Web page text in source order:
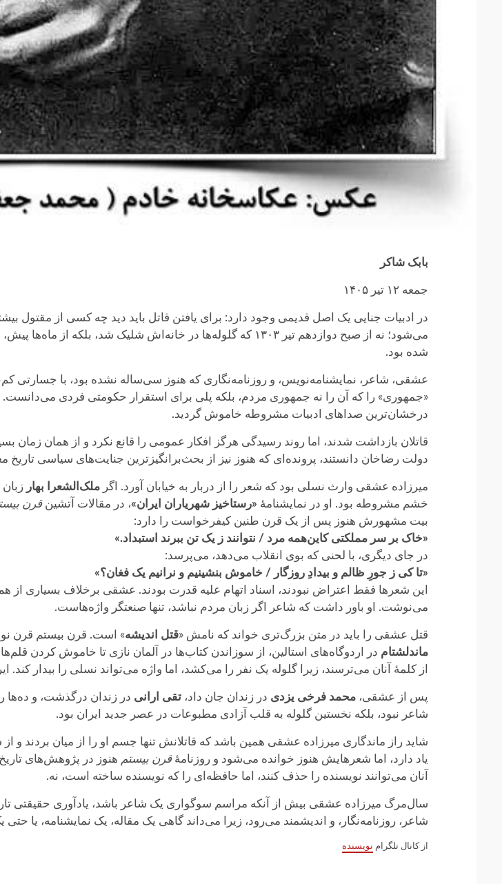
بابک شاکر
جمعه ۱۲ تیر ۱۴۰۵
در ادبیات جنایی یک اصل قدیمی وجود دارد: برای یافتن قاتل باید دید چه کسی از مقتول
می‌شود؛ نه از صبح دوازدهم تیر ۱۳۰۳ که گلوله‌ها در خانه‌اش شلیک شد، بلکه از ماه‌ها پیش، از زمانی که صفحات روزنامهٔ
شده بود.
عشقی، شاعر، نمایشنامه‌نویس، و روزنامه‌نگاری که هنوز سی‌ساله نشده بود، با جسارتی
«جمهوری» را که آن را نه جمهوری مردم، بلکه پلی برای استقرار حکومتی فردی می‌دانست.
درخشان‌ترین صداهای ادبیات مشروطه خاموش گردید.
قاتلان بازداشت شدند، اما روند رسیدگی هرگز افکار عمومی را قانع نکرد و از همان زمان
دولت رضاخان دانستند، پرونده‌ای که هنوز نیز از بحث‌برانگیزترین جنایت‌های سیاسی تاریخ
میرزاده عشقی وارث نسلی بود که شعر را از دربار به خیابان آورد. اگر ملک‌الشعرا بهار
خشم مشروطه بود. او در نمایشنامهٔ «رستاخیز شهریاران ایران»، در مقالات آتشینقرن
بیت مشهورش هنوز پس از یک قرن طنین کیفرخواست را دارد:
«خاک بر سر مملکتی کاین‌همه مرد / نتوانند ز یک‌ تن ببرند استبداد.»
در جای دیگری، با لحنی که بوی انقلاب می‌دهد، می‌پرسد:
«تا کی ز جورِ ظالم و بیدادِ روزگار / خاموش بنشینیم و نرانیم یک فغان؟»
این شعرها فقط اعتراض نبودند، اسناد اتهام علیه قدرت بودند. عشقی برخلاف بسیاری از
می‌نوشت. او باور داشت که شاعر اگر زبان مردم نباشد، تنها صنعتگر واژه‌هاست.
قتل عشقی را باید در متن بزرگ‌تری خواند که نامش «قتل اندیشه» است. قرن بیستم قرن
ماندلشتام در اردوگاه‌های استالین، از سوزاندن کتاب‌ها در آلمان نازی تا خاموش کردن
از کلمهٔ آنان می‌ترسند، زیرا گلوله یک نفر را می‌کشد، اما واژه می‌تواند نسلی را بیدار کند.
پس از عشقی، محمد فرخی یزدی در زندان جان داد، تقی ارانی در زندان درگذشت، و
شاعر نبود، بلکه نخستین گلوله به قلب آزادی مطبوعات در عصر جدید ایران بود.
شاید راز ماندگاری میرزاده عشقی همین باشد که قاتلانش تنها جسم او را از میان بردند
یاد دارد، اما شعرهایش هنوز خوانده می‌شود و روزنامهٔقرن بیستم هنوز در پژوهش‌های
آنان می‌توانند نویسنده را حذف کنند، اما حافظه‌ای را که نویسنده ساخته است، نه.
سال‌مرگ میرزاده عشقی بیش از آنکه مراسم سوگواری یک شاعر باشد، یادآوری حقیقتی
شاعر، روزنامه‌نگار، و اندیشمند می‌رود، زیرا می‌داند گاهی یک مقاله، یک نمایشنامه، یا
از کانال تلگرام نویسنده